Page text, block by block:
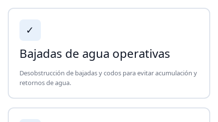
✓
Bajadas de agua operativas
Desobstrucción de bajadas y codos para evitar acumulación y
retornos de agua.